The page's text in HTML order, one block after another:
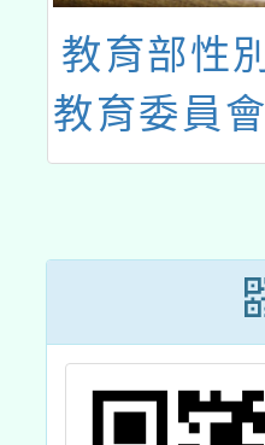
平等
下稱
學生
轉知
於5
舉辦
師主
重剛
面對
發育